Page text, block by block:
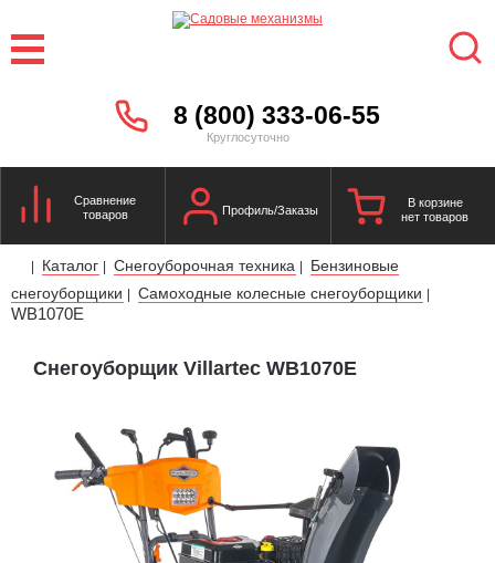
8 (800) 333-06-55
Круглосуточно
Сравнение
товаров
Профиль/Заказы
В корзине
нет товаров
| Каталог | Снегоуборочная техника |
Бензиновые
снегоуборщики | Самоходные колесные снегоуборщики |
WB1070E
Снегоуборщик Villartec WB1070E